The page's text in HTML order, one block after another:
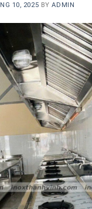
10, 2025 BYADMIN